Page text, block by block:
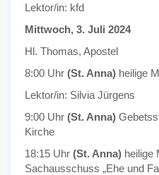
Lektor/in: kfd
Mittwoch, 3. Juli 2024
Hl. Thomas, Apostel
8:00 Uhr (St. Anna) heilige
Lektor/in: Silvia Jürgens
9:00 Uhr (St. Anna)
Kirche
18:15 Uhr (St. Anna) heilige
Sachausschuss „Ehe und